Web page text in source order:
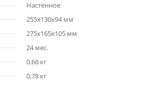
Настенное
255х130х94 мм
275х165х105 мм
24 мес.
0,66 кг
0,78 кг